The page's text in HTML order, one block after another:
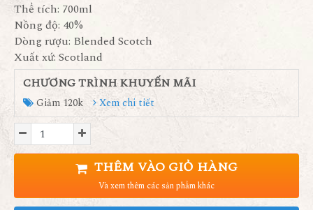
Thể tích: 700ml
Nồng độ: 40%
Dòng rượu: Blended Scotch
Xuất xứ: Scotland
CHƯƠNG TRÌNH KHUYẾN MÃI
Giảm 120k Xem chi tiết
THÊM VÀO GIỎ HÀNG
Và xem thêm các sản phẩm khác